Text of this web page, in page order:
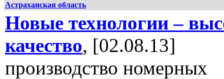
Астраханская область
Новые технологии –
качество, [02.08.13]
производство номерных